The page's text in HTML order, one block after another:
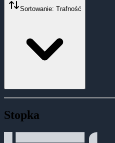
Sortowanie: Trafność
Stopka